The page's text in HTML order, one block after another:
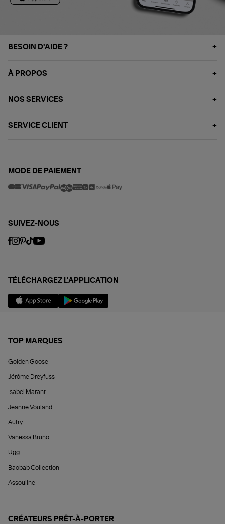
BESOIN D'AIDE ?
À PROPOS
NOS SERVICES
SERVICE CLIENT
MODE DE PAIEMENT
SUIVEZ-NOUS
TÉLÉCHARGEZ L'APPLICATION
TOP MARQUES
Golden Goose
Jérôme Dreyfuss
Isabel Marant
Jeanne Vouland
Autry
Vanessa Bruno
Ugg
Baobab Collection
Assouline
CRÉATEURS PRÊT-À-PORTER